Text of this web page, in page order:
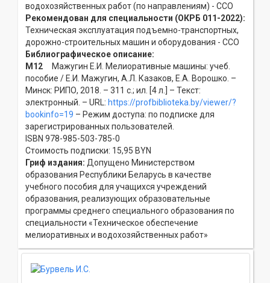
водохозяйственных работ (по направлениям) - ССO
Рекомендован для специальности (ОКРБ 011-2022):
Техническая эксплуатация подъемно-транспортных,
дорожно-строительных машин и оборудования - ССO
Библиографическое описание:
М12 Мажугин Е.И. Мелиоративные машины: учеб.
пособие / Е.И. Мажугин, А.Л. Казаков, Е.А. Ворошко. –
Минск: РИПО, 2018. – 311 с.; ил. [4 л.] – Текст:
электронный. – URL: https://profbiblioteka.by/viewer/?
bookinfo=19 – Режим доступа: по подписке для
зарегистрированных пользователей.
ISBN 978-985-503-785-0
Стоимость подписки: 15,95 BYN
Гриф издания: Допущено Министерством
образования Республики Беларусь в качестве
учебного пособия для учащихся учреждений
образования, реализующих образовательные
программы среднего специального образования по
специальности «Техническое обеспечение
мелиоративных и водохозяйственных работ»